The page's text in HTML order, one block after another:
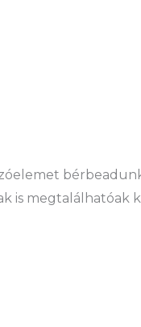
is megtalálhatóak